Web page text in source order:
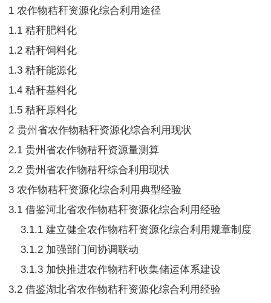
1 农作物秸秆资源化综合利用途径
1.1 秸秆肥料化
1.2 秸秆饲料化
1.3 秸秆能源化
1.4 秸秆基料化
1.5 秸秆原料化
2 贵州省农作物秸秆资源化综合利用现状
2.1 贵州省农作物秸秆资源量测算
2.2 贵州省农作物秸秆综合利用现状
3 农作物秸秆资源化综合利用典型经验
3.1 借鉴河北省农作物秸秆资源化综合利用经验
3.1.1 建立健全农作物秸秆资源化综合利用规章制度
3.1.2 加强部门间协调联动
3.1.3 加快推进农作物秸秆收集储运体系建设
3.2 借鉴湖北省农作物秸秆资源化综合利用经验